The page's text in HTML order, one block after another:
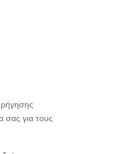
σας για τους